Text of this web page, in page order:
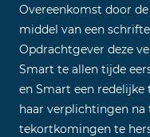
Overeenkomst door
middel van een
Opdrachtgever deze
Smart te allen tijde
en Smart een
haar verplichtingen na
tekortkomingen te